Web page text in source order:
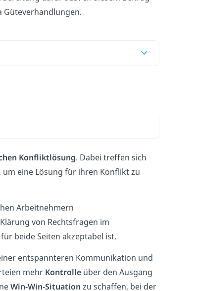
Güteverhandlungen.
Konfliktlösung. Dabei treffen sich
um eine Lösung für ihren Konflikt zu
Arbeitnehmern
von Rechtsfragen im
für beide Seiten akzeptabel ist.
entspannteren Kommunikation und
mehr Kontrolleüber den Ausgang
Win-Win-Situation zu schaffen, bei der